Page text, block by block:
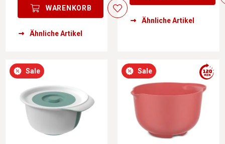
WARENKORB
Ähnliche Artikel
Ähnliche Artikel
Sale Sale